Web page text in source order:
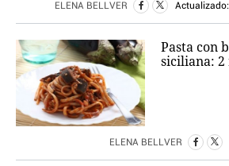
ELENA BELLVER Actualizado:
Pasta con
siciliana: 2
ELENA BELLVER